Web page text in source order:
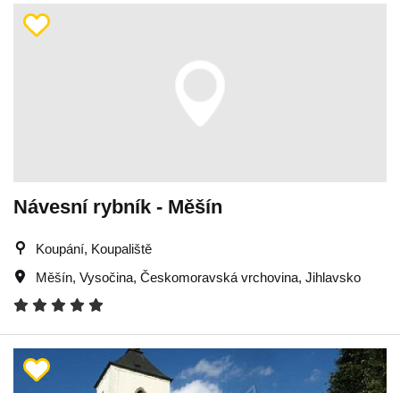
Návesní rybník - Měšín
Koupání, Koupaliště
Měšín, Vysočina, Českomoravská vrchovina, Jihlavsko